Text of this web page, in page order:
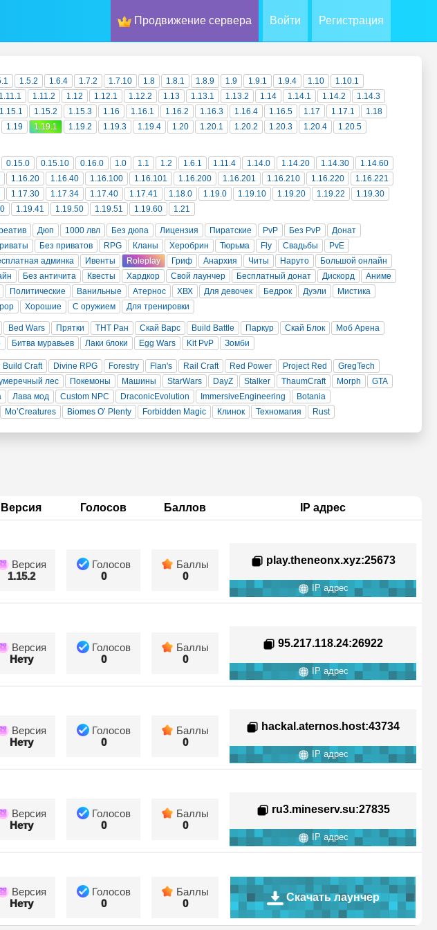
Продвижение сервера Войти Регистрация
1.5.2 1.6.4 1.7.2 1.7.10 1.8 1.8.1 1.8.9 1.9 1.9.1 1.9.4 1.10
1.10.1
1.11.1 1.11.2 1.12 1.12.1 1.12.2 1.13 1.13.1 1.13.2 1.14 1.14.1 1.14.2
1.14.3
1.15.1 1.15.2 1.15.3 1.16 1.16.1 1.16.2 1.16.3 1.16.4 1.16.5 1.17 1.17.1
1.18
1.19 1.19.1 1.19.2 1.19.3 1.19.4 1.20 1.20.1 1.20.2 1.20.3 1.20.4
1.20.5
0.15.0 0.15.10 0.16.0 1.0 1.1 1.2 1.6.1 1.11.4 1.14.0 1.14.20 1.14.30
1.14.60
1.16.20 1.16.40 1.16.100 1.16.101 1.16.200 1.16.201 1.16.210 1.16.220
1.16.221
1.17.30 1.17.34 1.17.40 1.17.41 1.18.0 1.19.0 1.19.10 1.19.20 1.19.22
1.19.30
1.19.41 1.19.50 1.19.51 1.19.60 1.21
Дюп 1000 лвл Без дюпа Лицензия Пиратские PvP Без PvP
Донат
Без приватов RPG Кланы Херобрин Тюрьма Fly Свадьбы
PvE
админка Ивенты Roleplay Гриф Анархия Читы Наруто
Большой онлайн
Без античита Квесты Хардкор Свой лаунчер Бесплатный донат Дискорд
Аниме
Политические Ванильные Атернос ХВХ Для девочек Бедрок Дуэли
Мистика
Хорошие С оружием Для тренировки
Bed Wars Прятки ТНТ Ран Скай Варс Build Battle Паркур Скай Блок
Моб Арена
Битва муравьев Лаки блоки Egg Wars Kit PvP Зомби
Build Craft Divine RPG Forestry Flan's Rail Craft Red Power Project Red
GregTech
лес Покемоны Машины StarWars DayZ Stalker ThaumCraft Morph
GTA
Лава мод Custom NPC DraconicEvolution ImmersiveEngineering
Botania
Mo’Creatures Biomes O’ Plenty Forbidden Magic Клинок Техномагия Rust
Версия Голосов Баллов IP адрес
Версия
1.15.2
Голосов
0
Баллы
0
play.theneonx.xyz:25673
IP адрес
Версия
Нету
Голосов
0
Баллы
0
95.217.118.24:26922
IP адрес
Версия
Нету
Голосов
0
Баллы
0
hackal.aternos.host:43734
IP адрес
Версия
Нету
Голосов
0
Баллы
0
ru3.mineserv.su:27835
IP адрес
Версия
Нету
Голосов
0
Баллы
0
Скачать лаунчер